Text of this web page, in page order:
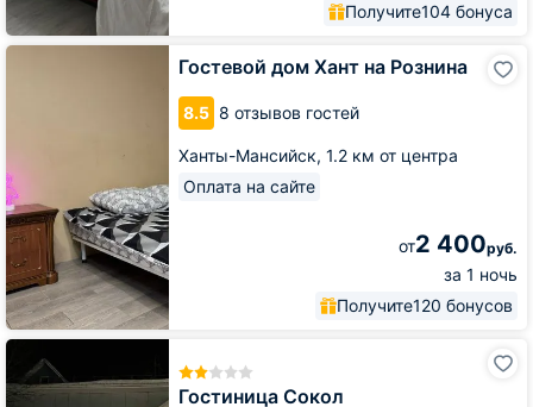
Получите104 бонуса
Гостевой дом Хант на Рознина
8.5 8 отзывов гостей
Ханты-Мансийск, 1.2 км от центра
Оплата на сайте
от2 400руб.
за 1 ночь
Получите120 бонусов
Гостевой
Гостиница Сокол
Гостиница
Сокол